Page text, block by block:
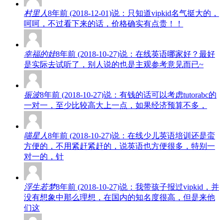
村里人8年前 (2018-12-01)说：只知道vipkid名气挺大的，
呵呵，不过看下来的话，价格确实有点贵！！
幸福的娃8年前 (2018-10-27)说：在线英语哪家好？最好
是实际去试听了，别人说的也是主观参考意见而已~
振波8年前 (2018-10-27)说：有钱的话可以考虑tutorabc的
一对一，至少比较高大上一点，如果经济预算不多，
喵星人8年前 (2018-10-27)说：在线少儿英语培训还是蛮
方便的，不用紧赶紧赶的，说英语也方便很多，特别一
对一的，针
浮生若梦8年前 (2018-10-27)说：我带孩子报过vipkid，并
没有想象中那么理想，在国内的知名度很高，但是来他
们这